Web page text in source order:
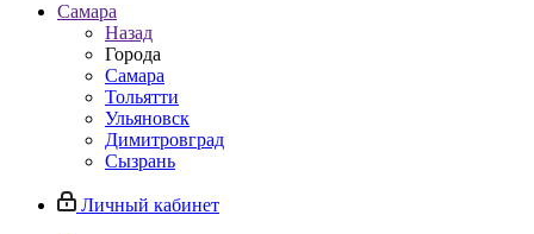
Самара
Назад
Города
Самара
Тольятти
Ульяновск
Димитровград
Сызрань
Личный кабинет